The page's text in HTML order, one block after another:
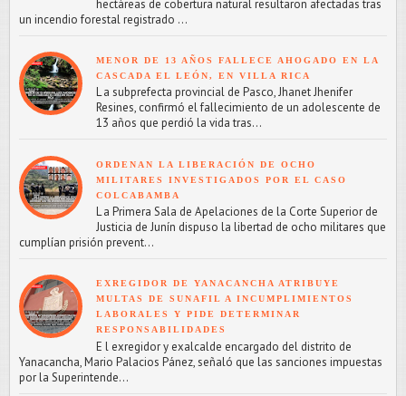
hectáreas de cobertura natural resultaron afectadas tras
un incendio forestal registrado ...
MENOR DE 13 AÑOS FALLECE AHOGADO EN LA
CASCADA EL LEÓN, EN VILLA RICA
L a subprefecta provincial de Pasco, Jhanet Jhenifer
Resines, confirmó el fallecimiento de un adolescente de
13 años que perdió la vida tras...
ORDENAN LA LIBERACIÓN DE OCHO
MILITARES INVESTIGADOS POR EL CASO
COLCABAMBA
L a Primera Sala de Apelaciones de la Corte Superior de
Justicia de Junín dispuso la libertad de ocho militares que
cumplían prisión prevent...
EXREGIDOR DE YANACANCHA ATRIBUYE
MULTAS DE SUNAFIL A INCUMPLIMIENTOS
LABORALES Y PIDE DETERMINAR
RESPONSABILIDADES
E l exregidor y exalcalde encargado del distrito de
Yanacancha, Mario Palacios Pánez, señaló que las sanciones impuestas
por la Superintende...